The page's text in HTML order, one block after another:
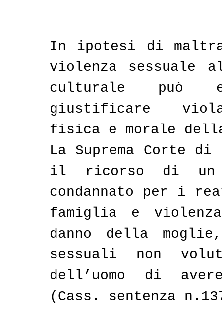
In ipotesi di
violenza sessuale
culturale può
giustificare
fisica e morale
La Suprema Corte
il ricorso di un
condannato per i
famiglia e
danno della
sessuali non
dell’uomo di
(Cass. sentenza